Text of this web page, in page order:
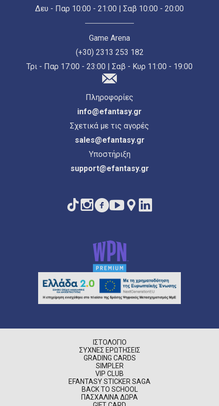
Δευ - Παρ 10:00 - 21:00 | Σαβ 10:00 - 20:00
Game Arena
(+30) 2313 253 182
Τρι - Παρ 17:00 - 23:00 | Σαβ - Κυρ 11:00 - 19:00
Πληροφορίες
info@efantasy.gr
Σχετικά με τις αγορές
sales@efantasy.gr
Υποστήριξη
support@efantasy.gr
ΙΣΤΟΛΌΓΙΟ
ΣΥΧΝΈΣ ΕΡΩΤΉΣΕΙΣ
GRADING CARDS
SIMPLER
VIP CLUB
EFANTASY STICKER SAGA
BACK TO SCHOOL
ΠΑΣΧΑΛΙΝΆ ΔΏΡΑ